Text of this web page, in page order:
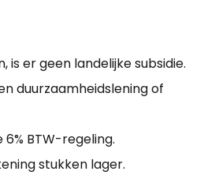
er geen landelijke subsidie.
duurzaamheidslening of
BTW-regeling.
stukken lager.